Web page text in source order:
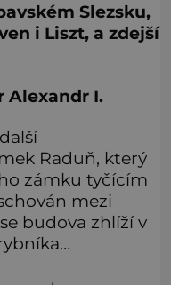
Slezsku,
i Liszt, a zdejší
Alexandr I.
Raduň, který
zámku tyčícím
mezi
budova zhlíží v